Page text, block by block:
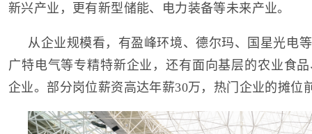
新兴产业，更有新型储能、电力装备等未来产业。
从企业规模看，有盈峰环境、德尔玛、国星光电
广特电气等专精特新企业，还有面向基层的农业食
企业。部分岗位薪资高达年薪30万，热门企业的摊位